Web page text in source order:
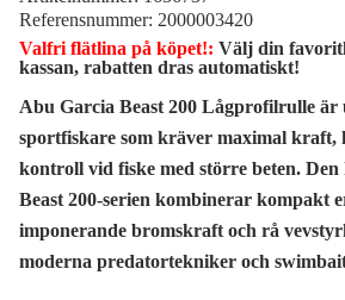
Referensnummer: 2000003420
Valfri flätlina på köpet!: Välj din
kassan, rabatten dras automatiskt!
Abu Garcia Beast 200 Lågprofilrulle är
sportfiskare som kräver maximal kraft,
kontroll vid fiske med större beten. Den
Beast 200-serien kombinerar kompakt
imponerande bromskraft och rå
moderna predatortekniker och